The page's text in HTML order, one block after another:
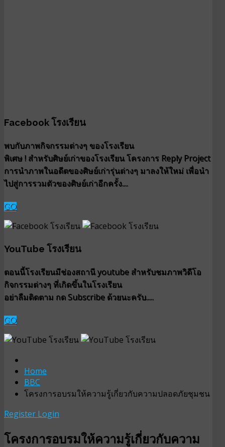
Facebook โรงเรียน
พบกับภาพกิจกรรมต่างๆ ของโรงเรียน
พิเศษ ! สำหรับศิษย์เก่าของโรงเรียน โครงการ Reply Project
การนำภาพในอดีตของศิษย์เก่ารุ่นต่างๆ มาลงให้ใหม่ เพื่อนำ
ไปสู่การรวมตัวของศิษย์เก่าอีกครั้ง....
GO
YouTube โรงเรียน
ตอนนี้โรงเรียนมีช่องสถานี youtube สำหรับชมภาพวิดีโอ
กิจกรรมต่างๆ ที่เกิดขึ้นในโรงเรียน
อย่าลืมติดตาม กด Subscribe ด้วยนะครับ.....
GO
Home
BBC
โครงการอบรมให้ความรู้เกี่ยวกับความปลอดภัยชุมชน
Register Login
โครงการอบรมให้ความรู้เกี่ยวกับความ